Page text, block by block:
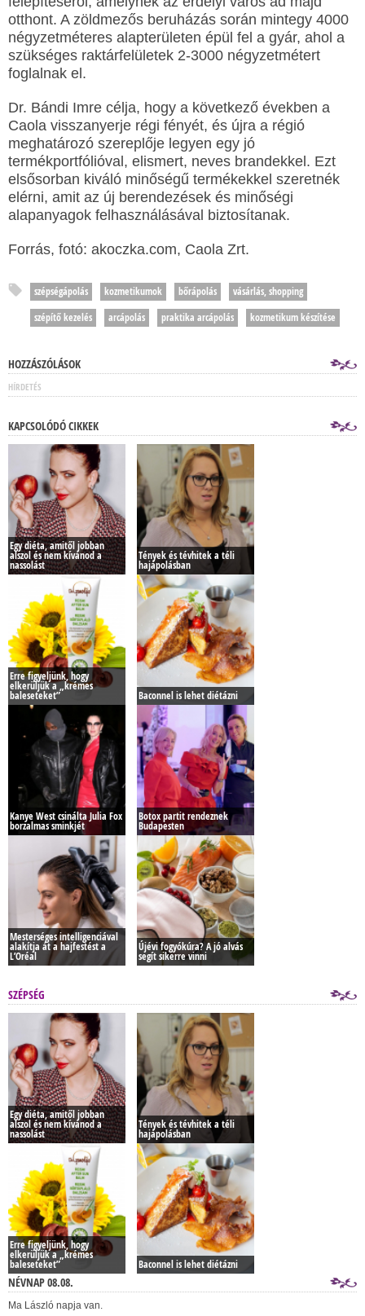
otthont. A zöldmezős beruházás során mintegy 4000
négyzetméteres alapterületen épül fel a gyár, ahol a
szükséges raktárfelületek 2-3000 négyzetmétert
foglalnak el.
Dr. Bándi Imre célja, hogy a következő években a
Caola visszanyerje régi fényét, és újra a régió
meghatározó szereplője legyen egy jó
termékportfólióval, elismert, neves brandekkel. Ezt
elsősorban kiváló minőségű termékekkel szeretnék
elérni, amit az új berendezések és minőségi
alapanyagok felhasználásával biztosítanak.
Forrás, fotó: akoczka.com, Caola Zrt.
szépségápolás kozmetikumok bőrápolás
vásárlás, shopping
szépítő kezelés
arcápolás praktika arcápolás kozmetikum készítése
HOZZÁSZÓLÁSOK
HÍRDETÉS
KAPCSOLÓDÓ CIKKEK
Egy diéta, amitől jobban
alszol és nem kívánod a
nassolást
Tények és tévhitek a téli
hajápolásban
Erre figyeljünk, hogy
elkerüljük a „krémes
baleseteket” Baconnel is lehet diétázni
Kanye West csinálta Julia Fox
borzalmas sminkjét
Botox partit rendeznek
Budapesten
Mesterséges intelligenciával
alakítja át a hajfestést a
L’Oréal
Újévi fogyókúra? A jó alvás
segít sikerre vinni
SZÉPSÉG
Egy diéta, amitől jobban
alszol és nem kívánod a
nassolást
Tények és tévhitek a téli
hajápolásban
Erre figyeljünk, hogy
elkerüljük a „krémes
baleseteket” Baconnel is lehet diétázni
NÉVNAP 08.08.
Ma László napja van.